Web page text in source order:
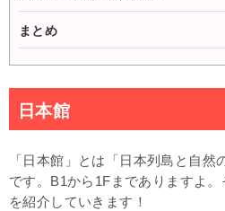
まとめ
日本館
「日本館」とは「日本列島と自然
です。B1から1Fまでありますよ
を紹介していきます！